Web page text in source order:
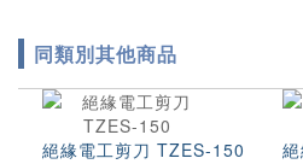
同類別其他商品
絕緣電工剪刀 TZES-150